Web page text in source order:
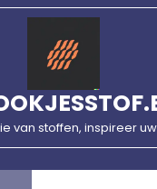
van stoffen, inspireer